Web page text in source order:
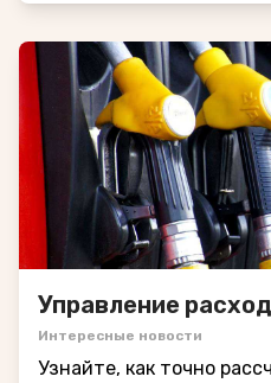
Управление
Интересные новости
Узнайте, как точно